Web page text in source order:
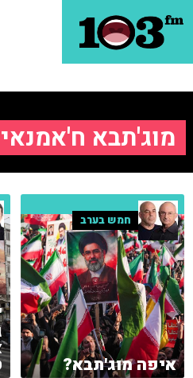
מוג'תבא ח'אמנאי
חמש בערב
איפה מוג'תבא?